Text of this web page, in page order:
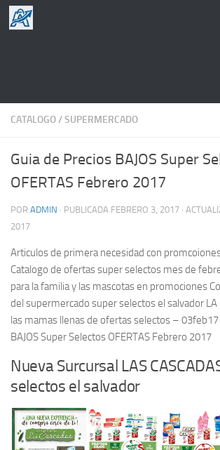
Saltar al contenido
CATALOGO/SUPERMERCADO
Guia de Precios BAJOS Super
OFERTAS Febrero 2017
POR ADMIN · PUBLICADA FEBRERO 3, 2017 ·
2017
Articulos de primera necesidad con
Catalogo de ofertas super selectos mes de
para la familia y las mascotas en promociones
del supermercado super selectos el salvador LA
las mamas llenas de ofertas selectos – 03feb17
BAJOS Super Selectos OFERTAS Febrero 2017
Nueva Surcursal LAS
selectos el salvador